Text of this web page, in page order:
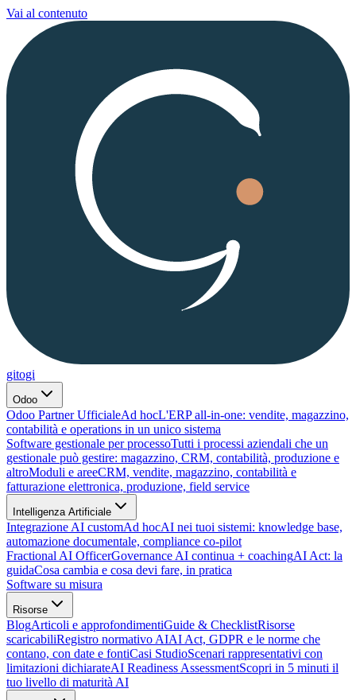
Vai al contenuto
gitogi
Odoo
Odoo Partner UfficialeAd hocL'ERP all-in-one: vendite, magazzino,
contabilità e operations in un unico sistema
Software gestionale per processoTutti i processi aziendali che un
gestionale può gestire: magazzino, CRM, contabilità, produzione e
altroModuli e areeCRM, vendite, magazzino, contabilità e
fatturazione elettronica, produzione, field service
Intelligenza Artificiale
Integrazione AI customAd hocAI nei tuoi sistemi: knowledge base,
automazione documentale, compliance co-pilot
Fractional AI OfficerGovernance AI continua + coachingAI Act: la
guidaCosa cambia e cosa devi fare, in pratica
Software su misura
Risorse
BlogArticoli e approfondimentiGuide & ChecklistRisorse
scaricabiliRegistro normativo AIAI Act, GDPR e le norme che
contano, con date e fontiCasi StudioScenari rappresentativi con
limitazioni dichiarateAI Readiness AssessmentScopri in 5 minuti il
tuo livello di maturità AI